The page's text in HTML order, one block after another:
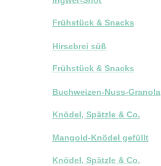
Frühstück & Snacks
Hirsebrei süß
Frühstück & Snacks
Buchweizen-Nuss-Granola
Knödel, Spätzle & Co.
Mangold-Knödel gefüllt
Knödel, Spätzle & Co.